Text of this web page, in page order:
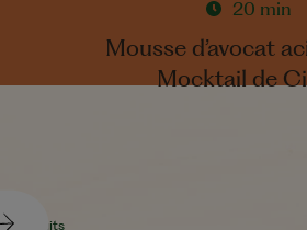
20 min
Mousse d’avocat
Mocktail de
produits